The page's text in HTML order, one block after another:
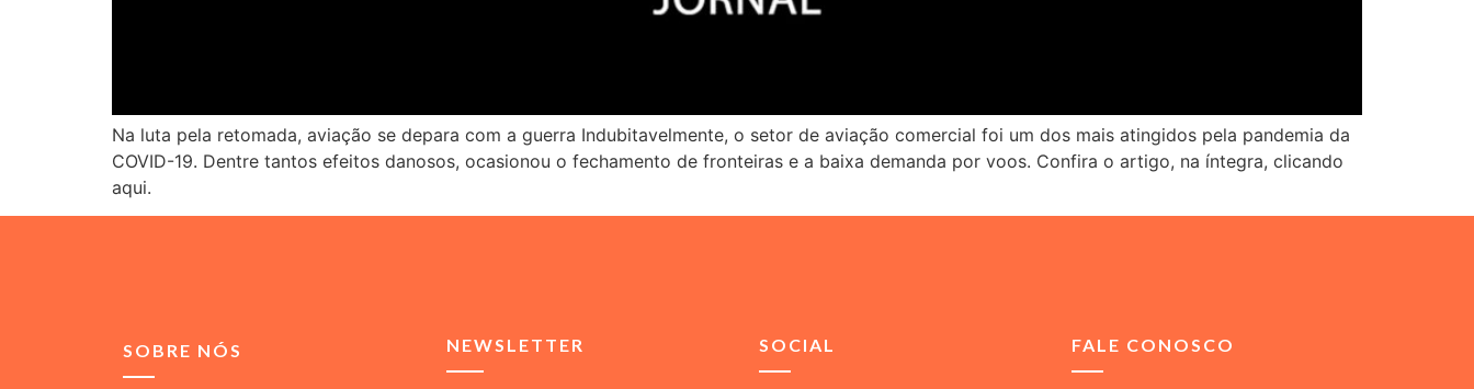
Na luta pela retomada, aviação se depara com a guerra Indubitavelmente, o setor de aviação comercial foi um dos mais atingidos pela pandemia da
COVID-19. Dentre tantos efeitos danosos, ocasionou o fechamento de fronteiras e a baixa demanda por voos. Confira o artigo, na íntegra, clicando
aqui.
SOBRE NÓS NEWSLETTER SOCIAL FALE CONOSCO